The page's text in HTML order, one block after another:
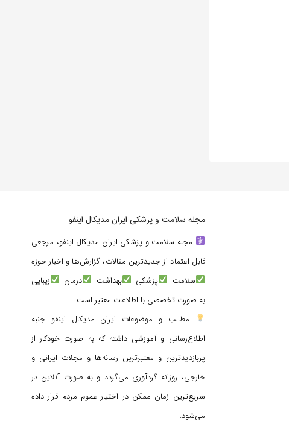
مجله سلامت و پزشکی ایران مدیکال اینفو
مجله سلامت و پزشکی ایران مدیکال اینفو، مرجعی
قابل اعتماد از جدیدترین مقالات، گزارش‌ها و اخبار حوزه
سلامت
پزشکی بهداشت درمان
زیبایی
به صورت تخصصی با اطلاعات معتبر است.
مطالب و موضوعات ایران مدیکال اینفو جنبه
اطلاع‌رسانی و آموزشی داشته که به صورت خودکار از
پربازدیدترین و معتبرترین رسانه‌ها و مجلات ایرانی و
خارجی، روزانه گردآوری می‌گردد و به صورت آنلاین در
سریع‌ترین زمان ممکن در اختیار عموم مردم قرار داده
می‌شود.